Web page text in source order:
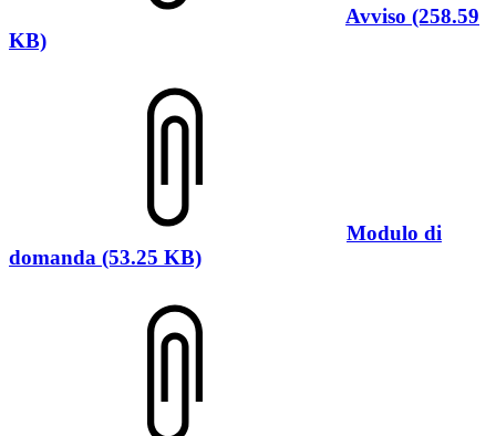
Avviso (258.59
KB)
Modulo di
domanda (53.25 KB)